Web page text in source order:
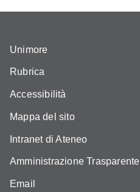
Unimore
Rubrica
Accessibilità
Mappa del sito
Intranet di Ateneo
Amministrazione Trasparente
Email